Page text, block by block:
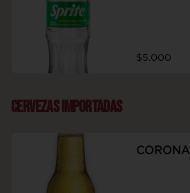
$5.000
CERVEZAS IMPORTADAS
CORONA